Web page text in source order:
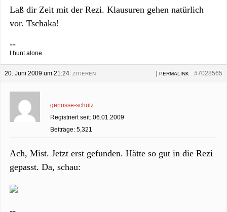
Laß dir Zeit mit der Rezi. Klausuren gehen natürlich
vor. Tschaka!
--
I hunt alone
20. Juni 2009 um 21:24 #7028565
PERMALINK
ZITIEREN
genosse-schulz
Registriert seit: 06.01.2009
Beiträge: 5,321
Ach, Mist. Jetzt erst gefunden. Hätte so gut in die Rezi
gepasst. Da, schau: